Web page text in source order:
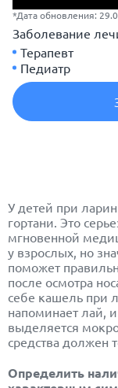
*Дата обновления:
Заболевание
Терапевт
Педиатр
У детей при
гортани. Это
мгновенной
у взрослых, но
поможет
после осмотра
себе кашель при
напоминает лай,
выделяется
средства должен
Определить